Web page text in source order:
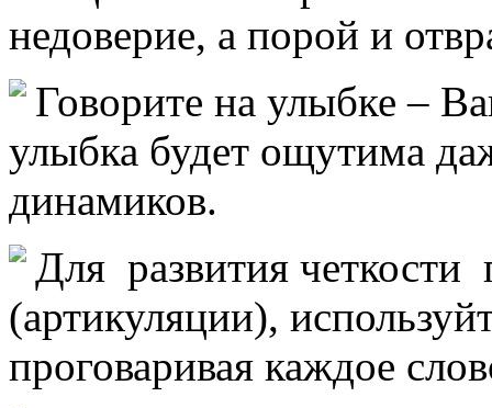
недоверие, а порой и
Говорите на улыбке –
улыбка будет ощутима
динамиков.
Для развития четкости
(артикуляции),
проговаривая каждое